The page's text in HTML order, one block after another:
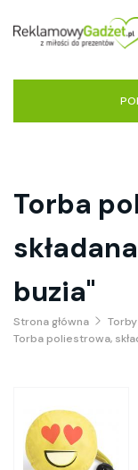
Torba
buzia"
Strona główna
Torba poliestrowa,